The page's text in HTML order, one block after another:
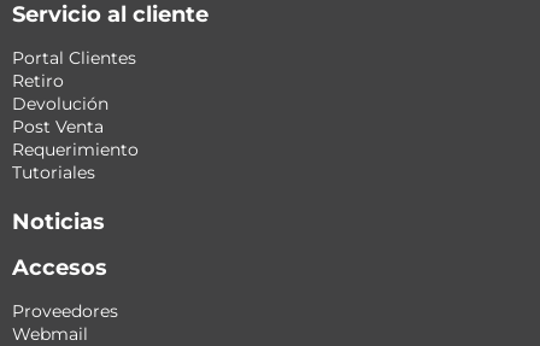
Servicio al cliente
Portal Clientes
Retiro
Devolución
Post Venta
Requerimiento
Tutoriales
Noticias
Accesos
Proveedores
Webmail